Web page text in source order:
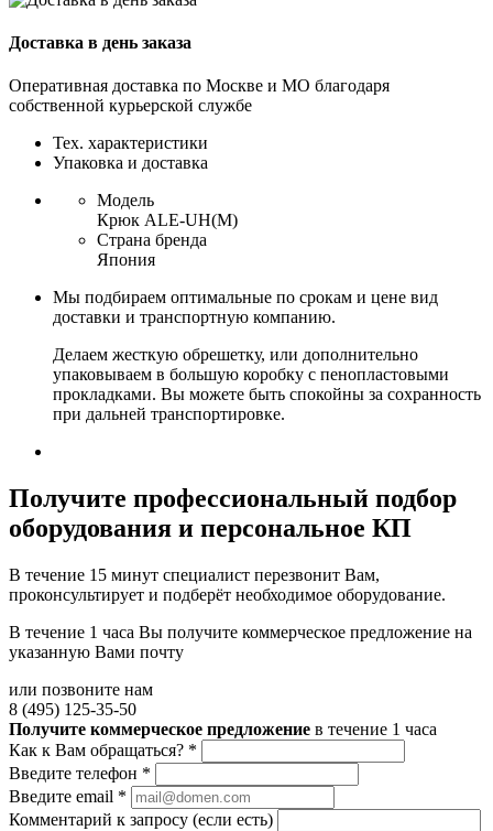
Доставка в день заказа
Оперативная доставка по Москве и МО благодаря
собственной курьерской службе
Тех. характеристики
Упаковка и доставка
Модель
Крюк ALE-UH(М)
Страна бренда
Япония
Мы подбираем оптимальные по срокам и цене вид
доставки и транспортную компанию.
Делаем жесткую обрешетку, или дополнительно
упаковываем в большую коробку с пенопластовыми
прокладками. Вы можете быть спокойны за сохранность
при дальней транспортировке.
Получите профессиональный подбор
оборудования и персональное КП
В течение 15 минут специалист перезвонит Вам,
проконсультирует и подберёт необходимое оборудование.
В течение 1 часа Вы получите коммерческое предложение на
указанную Вами почту
или позвоните нам
8 (495) 125-35-50
Получите коммерческое предложение в течение 1 часа
Как к Вам обращаться? *
Введите телефон *
Введите email *
Комментарий к запросу (если есть)